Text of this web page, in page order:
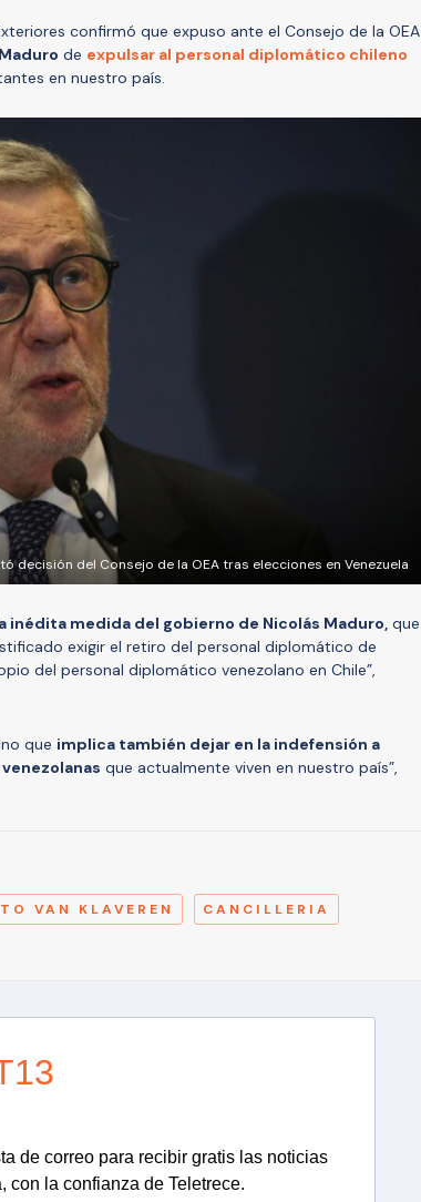
confirmó que expuso ante el Consejo de la OEA
de expulsar al personal diplomático chileno
en nuestro país.
decisión del Consejo de la OEA tras elecciones en Venezuela
inédita medida del gobierno de Nicolás Maduro, que
exigir el retiro del personal diplomático de
del personal diplomático venezolano en Chile”,
que implica también dejar en la indefensión a
que actualmente viven en nuestro país”,
VAN KLAVEREN CANCILLERIA
de correo para recibir gratis las noticias
con la confianza de Teletrece.